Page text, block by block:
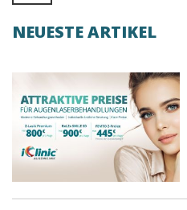
NEUESTE ARTIKEL